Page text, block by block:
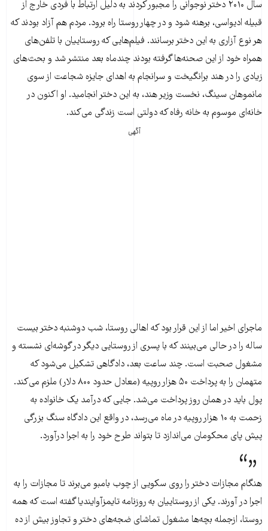
سال ۲۰۱۰ دختر نوجوانی را مجبور کردند به دلیل ارتباط با فردی خارج از
قبیله ادیواسی، برهنه شود و در چهار روستا راه برود. مردم هم آزاد بودند که
هر نوع آزاری به این دختر برسانند. فیلم‌هایی که روستاییان با تلفن‌های
همراه خود از این صحنه‌ها گرفته بودند چندماه بعد منتشر شد و بحث‌های
زیادی را در هند برانگیخت و سرانجام به اهدای جایزه شجاعت از سوی
مانموهان سینگ، نخست وزیر هند، به این دختر انجامید. او اکنون در
خانه‌ای موسوم به خانه رفاه که دولتی است زندگی می‌کند.
آگهی
ماجرای اخیر اما از این قرار بود که اهالی روستا، شب دوشنبه دختر بیست
ساله را در حالی می‌بینند که با پسری از روستایی دیگر در گوشه‌ای نشسته و
مشغول صحبت است. چند ساعت بعد، دادگاهی تشکیل می‌شود که
متهمان را به پرداخت ۵۰ هزار روپیه (معادل حدود ۸۰۰ دلار) ملزم می‌کند.
پول باید در همان روز پرداخت می‌شد. جایی که درآمد یک خانواده به
زحمت به ۱۰ هزار روپیه در ماه می‌رسد، در واقع این دادگاه سنگ بزرگی
پیش پای محکومان می‌اندازد تا بتواند طرح خود را به اجرا درآورد.
هنگام مجازات دختر را روی سکویی از چوب بامبو می‌برند تا مجازات را به
اجرا در آورند. یکی از روستاییان به روزنامه تایمزآوایندیا گفته است که همه
روستا، ازجمله بچه‌ها مشغول تماشای ضجه‌های دختر و تجاوز بیش از ده